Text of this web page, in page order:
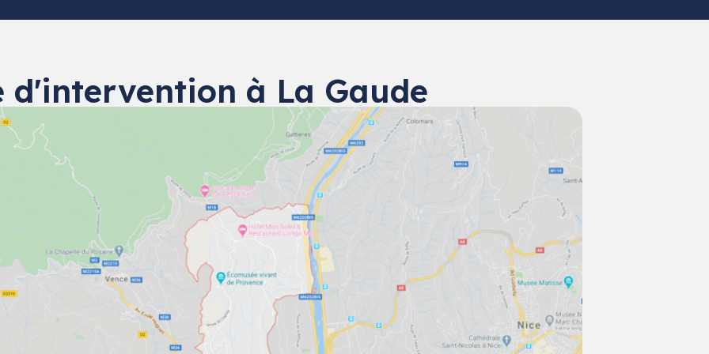
d'intervention à La Gaude